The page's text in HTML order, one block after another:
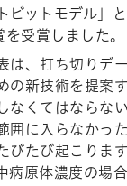
ビットモデル」
受賞しました。
、打ち切りデ
の新技術を提案
なくてはならな
囲に入らなかっ
びたび起こりま
病原体濃度の場